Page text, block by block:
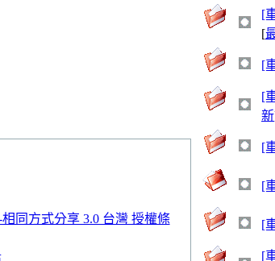
同方式分享 3.0 台灣 授權條
[
[
[
[
新
[
[
[
[